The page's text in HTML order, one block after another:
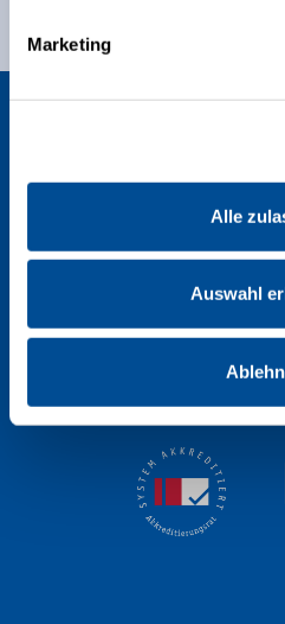
Marketing
Alle
Auswahl